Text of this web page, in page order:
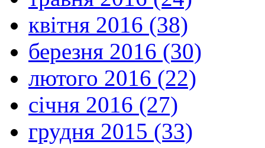
квітня 2016 (38)
березня 2016 (30)
лютого 2016 (22)
січня 2016 (27)
грудня 2015 (33)